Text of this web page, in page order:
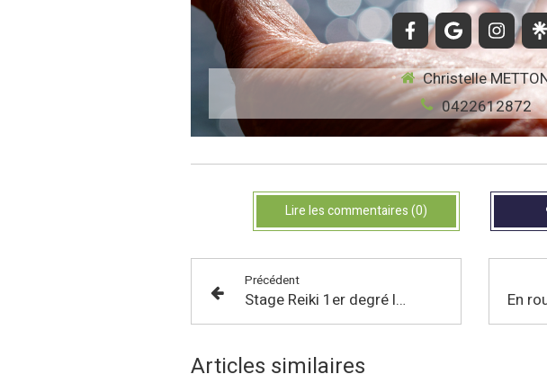
Christelle
0422612872
Lire les commentaires (0)
Précédent
Stage Reiki 1er degré les 3 et 4 octobre 2026
Articles similaires